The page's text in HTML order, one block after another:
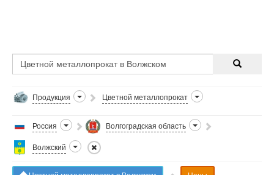
Продукция Цветной металлопрокат
Россия Волгоградская область
Волжский